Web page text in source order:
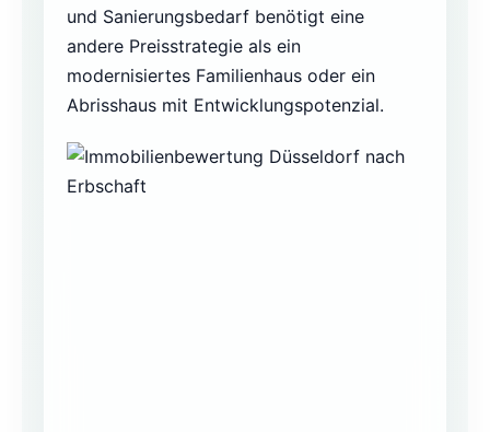
und Sanierungsbedarf benötigt eine
andere Preisstrategie als ein
modernisiertes Familienhaus oder ein
Abrisshaus mit Entwicklungspotenzial.